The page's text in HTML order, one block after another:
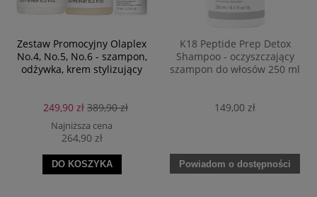
Zestaw Promocyjny Olaplex
No.4, No.5, No.6 - szampon,
odżywka, krem stylizujący
249,90 zł 389,90 zł
Najniższa cena
264,90 zł
DO KOSZYKA
K18 Peptide Prep Detox
Shampoo - oczyszczający
szampon do włosów 250 ml
149,00 zł
Powiadom o dostępności